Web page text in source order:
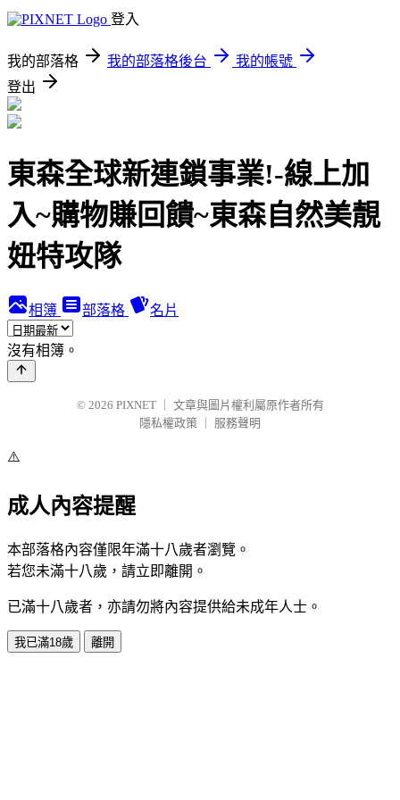
登入
我的部落格 我的部落格後台
我的帳號
登出
東森全球新連鎖事業!-線上加
入~購物賺回饋~東森自然美靚
妞特攻隊
相簿 部落格 名片
沒有相簿。
© 2026 PIXNET
文章與圖片權利屬原作者所有
隱私權政策
服務聲明
⚠️
成人內容提醒
本部落格內容僅限年滿十八歲者瀏覽。
若您未滿十八歲，請立即離開。
已滿十八歲者，亦請勿將內容提供給未成年人士。
我已滿18歲 離開